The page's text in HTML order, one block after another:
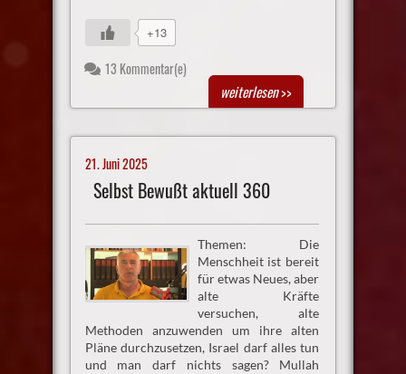
+13
13 Kommentar(e)
weiterlesen>>
21. Juni 2025
Selbst Bewußt aktuell 360
Themen: Die
Menschheit ist bereit
für etwas Neues, aber
alte Kräfte
versuchen, alte
Methoden anzuwenden um ihre alten
Pläne durchzusetzen, Israel darf alles tun
und man darf nichts sagen? Mullah